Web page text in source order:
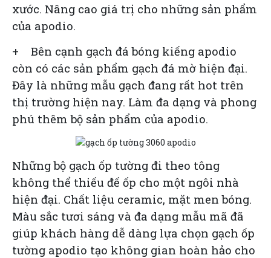
xước. Nâng cao giá trị cho những sản phẩm
của apodio.
+ Bên cạnh gạch đá bóng kiếng apodio
còn có các sản phẩm gạch đá mờ hiện đại.
Đây là những mẫu gạch đang rất hot trên
thị trường hiện nay. Làm đa dạng và phong
phú thêm bộ sản phẩm của apodio.
Những bộ gạch ốp tường đi theo tông
không thể thiếu đế ốp cho một ngôi nhà
hiện đại. Chất liệu ceramic, mặt men bóng.
Màu sắc tươi sáng và đa dạng mẫu mã đã
giúp khách hàng dễ dàng lựa chọn gạch ốp
tường apodio tạo không gian hoàn hảo cho